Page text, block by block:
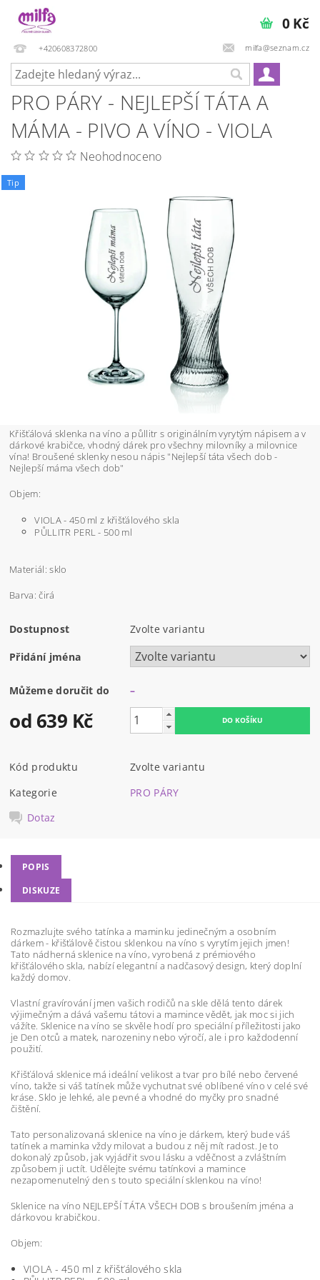
+420608372800 milfa@seznam.cz
0 Kč
PRO PÁRY - NEJLEPŠÍ TÁTA A
MÁMA - PIVO A VÍNO - VIOLA
Neohodnoceno
Tip
Křišťálová sklenka na víno a půllitr s originálním vyrytým nápisem a v
dárkové krabičce, vhodný dárek pro všechny milovníky a milovnice
vína! Broušené sklenky nesou nápis "Nejlepší táta všech dob -
Nejlepší máma všech dob"
Objem:
VIOLA - 450 ml z křišťálového skla
PŮLLITR PERL - 500 ml
Materiál: sklo
Barva: čirá
Dostupnost Zvolte variantu
Přidání jména
Můžeme doručit do –
od 639 Kč
Kód produktu
Zvolte variantu
Kategorie
PRO PÁRY
Dotaz
POPIS
DISKUZE
Rozmazlujte svého tatínka a maminku jedinečným a osobním
dárkem - křišťálově čistou sklenkou na víno s vyrytím jejich jmen!
Tato nádherná sklenice na víno, vyrobená z prémiového
křišťálového skla, nabízí elegantní a nadčasový design, který doplní
každý domov.
Vlastní gravírování jmen vašich rodičů na skle dělá tento dárek
výjimečným a dává vašemu tátovi a mamince vědět, jak moc si jich
vážíte. Sklenice na víno se skvěle hodí pro speciální příležitosti jako
je Den otců a matek, narozeniny nebo výročí, ale i pro každodenní
použití.
Křišťálová sklenice má ideální velikost a tvar pro bílé nebo červené
víno, takže si váš tatínek může vychutnat své oblíbené víno v celé své
kráse. Sklo je lehké, ale pevné a vhodné do myčky pro snadné
čištění.
Tato personalizovaná sklenice na víno je dárkem, který bude váš
tatínek a maminka vždy milovat a budou z něj mít radost. Je to
dokonalý způsob, jak vyjádřit svou lásku a vděčnost a zvláštním
způsobem ji uctít. Udělejte svému tatínkovi a mamince
nezapomenutelný den s touto speciální sklenkou na víno!
Sklenice na víno NEJLEPŠÍ TÁTA VŠECH DOB s broušením jména a
dárkovou krabičkou.
Objem:
VIOLA - 450 ml z křišťálového skla